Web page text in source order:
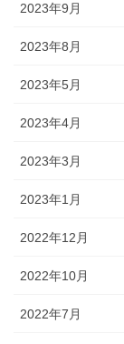
2023年9月
2023年8月
2023年5月
2023年4月
2023年3月
2023年1月
2022年12月
2022年10月
2022年7月